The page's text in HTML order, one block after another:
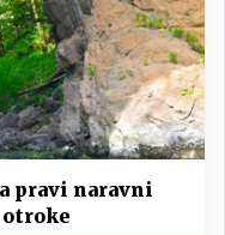
pravi naravni